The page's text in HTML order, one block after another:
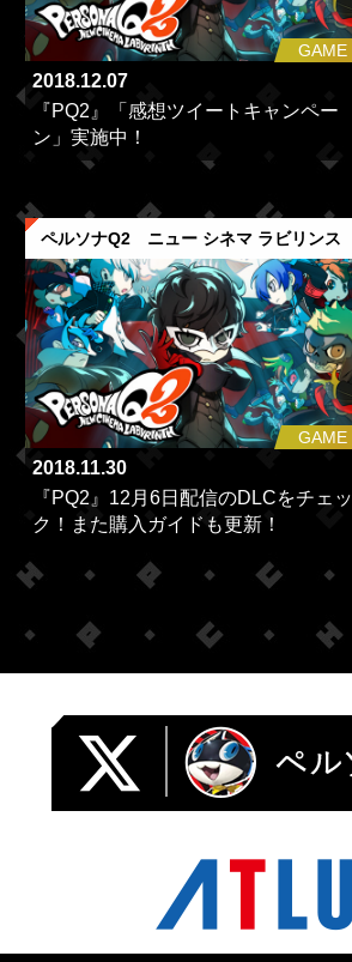
GAME
2018.12.07
『PQ2』「感想ツイートキャンペー
ン」実施中！
ペルソナQ2 ニュー シネマ ラビリンス
GAME
2018.11.30
『PQ2』12月6日配信のDLCをチェッ
ク！また購入ガイドも更新！